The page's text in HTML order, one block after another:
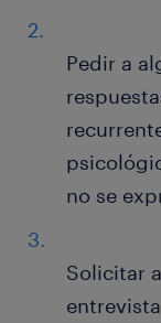
Pedir a
no se
Solicitar